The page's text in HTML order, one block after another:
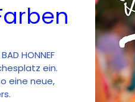
HONNEF
ein.
eine neue,